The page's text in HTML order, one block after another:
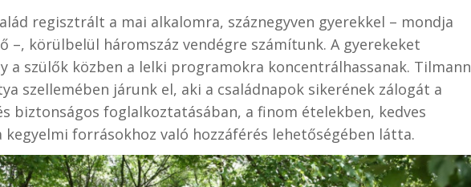
regisztrált a mai alkalomra, száznegyven gyerekkel – mondja
–, körülbelül háromszáz vendégre számítunk. A gyerekeket
a szülők közben a lelki programokra koncentrálhassanak. Tilmann
szellemében járunk el, aki a családnapok sikerének zálogát a
biztonságos foglalkoztatásában, a finom ételekben, kedves
kegyelmi forrásokhoz való hozzáférés lehetőségében látta.